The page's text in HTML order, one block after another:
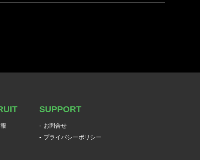
SUPPORT
お問合せ
プライバシーポリシー